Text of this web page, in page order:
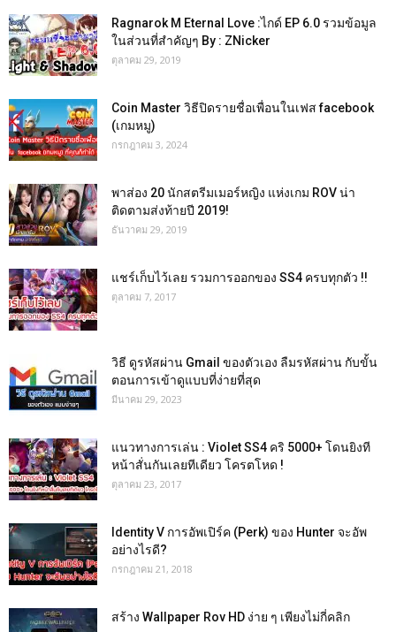
Ragnarok M Eternal Love :ไกด์ EP 6.0 รวมข้อมูล
ในส่วนที่สำคัญๆ By : ZNicker
ตุลาคม 29, 2019
Coin Master วิธีปิดรายชื่อเพื่อนในเฟส facebook
(เกมหมู)
กรกฎาคม 3, 2024
พาส่อง 20 นักสตรีมเมอร์หญิง แห่งเกม ROV น่า
ติดตามส่งท้ายปี 2019!
ธันวาคม 29, 2019
แชร์เก็บไว้เลย รวมการออกของ SS4 ครบทุกตัว !!
ตุลาคม 7, 2017
วิธี ดูรหัสผ่าน Gmail ของตัวเอง ลืมรหัสผ่าน กับขั้น
ตอนการเข้าดูแบบที่ง่ายที่สุด
มีนาคม 29, 2023
แนวทางการเล่น : Violet SS4 คริ 5000+ โดนยิงที
หน้าสั่นกันเลยทีเดียว โครตโหด !
ตุลาคม 23, 2017
Identity V การอัพเปิร์ค (Perk) ของ Hunter จะอัพ
อย่างไรดี?
กรกฎาคม 21, 2018
สร้าง Wallpaper Rov HD ง่าย ๆ เพียงไม่กี่คลิก